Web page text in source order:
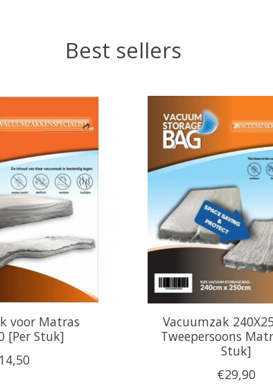
Best sellers
voor Matras
[Per Stuk]
Vacuumzak
Tweepersoons
Stuk]
€29,90